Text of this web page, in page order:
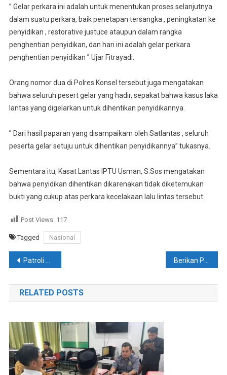
” Gelar perkara ini adalah untuk menentukan proses selanjutnya
dalam suatu perkara, baik penetapan tersangka , peningkatan ke
penyidikan , restorative justuce ataupun dalam rangka
penghentian penyidikan, dan hari ini adalah gelar perkara
penghentian penyidikan ” Ujar Fitrayadi.
Orang nomor dua di Polres Konsel tersebut juga mengatakan
bahwa seluruh pesert gelar yang hadir, sepakat bahwa kasus laka
lantas yang digelarkan untuk dihentikan penyidikannya.
” Dari hasil paparan yang disampaikam oleh Satlantas , seluruh
peserta gelar setuju untuk dihentikan penyidikannya” tukasnya.
Sementara itu, Kasat Lantas IPTU Usman, S.Sos mengatakan
bahwa penyidikan dihentikan dikarenakan tidak diketemukan
bukti yang cukup atas perkara kecelakaan lalu lintas tersebut.
Post Views: 117
Tagged Nasional
Navigasi
pos
Patroli Dialogis, Personel Polsek Basala Ingatkan Warga Untuk Waspada Terhadap Peredaran Uang Palsu
RELATED POSTS